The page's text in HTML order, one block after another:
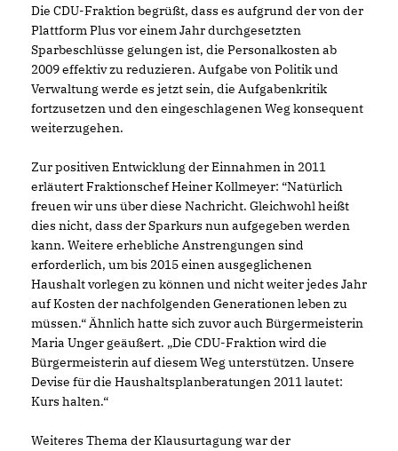
Die CDU-Fraktion begrüßt, dass es aufgrund der von der
Plattform Plus vor einem Jahr durchgesetzten
Sparbeschlüsse gelungen ist, die Personalkosten ab
2009 effektiv zu reduzieren. Aufgabe von Politik und
Verwaltung werde es jetzt sein, die Aufgabenkritik
fortzusetzen und den eingeschlagenen Weg konsequent
weiterzugehen.
Zur positiven Entwicklung der Einnahmen in 2011
erläutert Fraktionschef Heiner Kollmeyer: “Natürlich
freuen wir uns über diese Nachricht. Gleichwohl heißt
dies nicht, dass der Sparkurs nun aufgegeben werden
kann. Weitere erhebliche Anstrengungen sind
erforderlich, um bis 2015 einen ausgeglichenen
Haushalt vorlegen zu können und nicht weiter jedes Jahr
auf Kosten der nachfolgenden Generationen leben zu
müssen.“ Ähnlich hatte sich zuvor auch Bürgermeisterin
Maria Unger geäußert. „Die CDU-Fraktion wird die
Bürgermeisterin auf diesem Weg unterstützen. Unsere
Devise für die Haushaltsplanberatungen 2011 lautet:
Kurs halten.“
Weiteres Thema der Klausurtagung war der